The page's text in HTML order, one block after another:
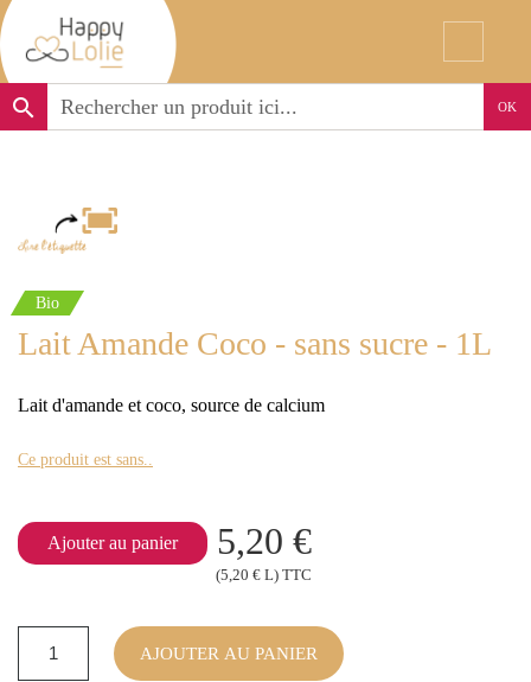
search OK
Bio
Lait Amande Coco - sans sucre - 1L
Lait d'amande et coco, source de calcium
Ce produit est sans..
Ajouter au panier 5,20 €
(5,20 € L) TTC
AJOUTER AU PANIER